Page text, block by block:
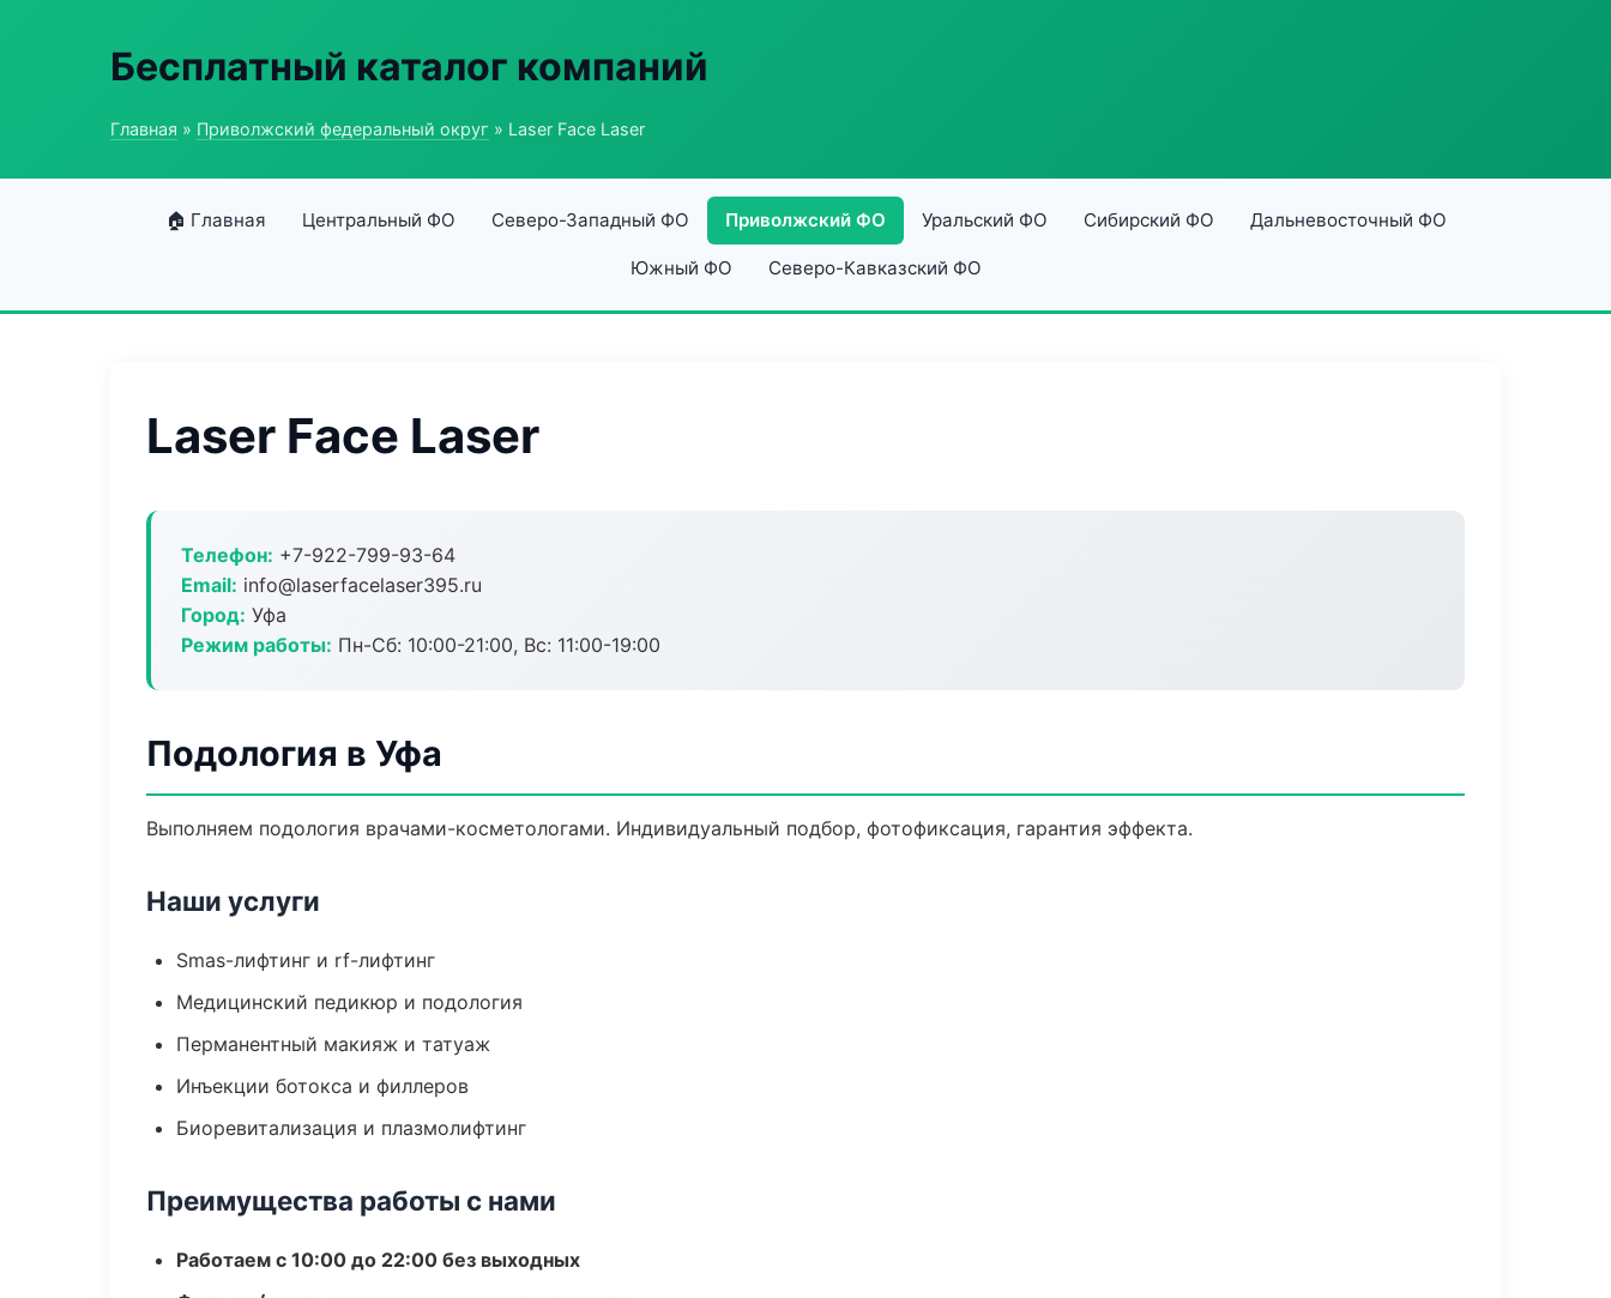
Бесплатный каталог компаний
Главная » Приволжский федеральный округ » Laser Face Laser
🏠 Главная Центральный ФО Северо-Западный ФО Приволжский ФО Уральский ФО Сибирский ФО Дальневосточный ФО
Южный ФО Северо-Кавказский ФО
Laser Face Laser
Телефон: +7-922-799-93-64
Email: info@laserfacelaser395.ru
Город: Уфа
Режим работы: Пн-Сб: 10:00-21:00, Вс: 11:00-19:00
Подология в Уфа
Выполняем подология врачами-косметологами. Индивидуальный подбор, фотофиксация, гарантия эффекта.
Наши услуги
Smas-лифтинг и rf-лифтинг
Медицинский педикюр и подология
Перманентный макияж и татуаж
Инъекции ботокса и филлеров
Биоревитализация и плазмолифтинг
Преимущества работы с нами
Работаем с 10:00 до 22:00 без выходных